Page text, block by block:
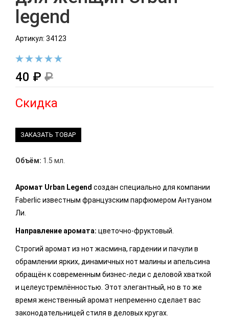
legend
Артикул: 34123
40 ₽ ₽
Скидка
ЗАКАЗАТЬ ТОВАР
Объём: 1.5 мл.
Аромат Urban Legend создан специально для компании
Faberlic известным французским парфюмером Антуаном
Ли.
Направление аромата: цветочно-фруктовый.
Строгий аромат из нот жасмина, гардении и пачули в
обрамлении ярких, динамичных нот малины и апельсина
обращён к современным бизнес-леди с деловой хваткой
и целеустремлённостью. Этот элегантный, но в то же
время женственный аромат непременно сделает вас
законодательницей стиля в деловых кругах.